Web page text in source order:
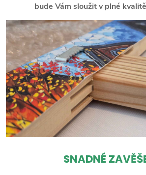
bude Vám sloužit v plné
SNADNÉ